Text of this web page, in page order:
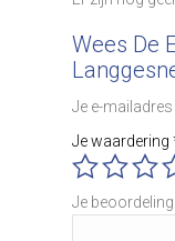
Wees De
Je e-
Je waardering
Je beoordeling